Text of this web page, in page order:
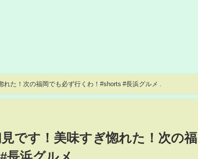
た！次の福岡でも必ず行くわ！#shorts #長浜グルメ .
です！美味すぎ惚れた！次の
浜グルメ .